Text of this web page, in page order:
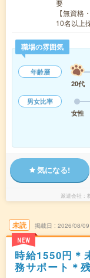
要
【無資格
10名以上
職場の雰囲気
年齢層
20代
男女比率
女性
気になる!
派遣会社
未読
NEW
掲載日 2026/08/09
時給1550円＊
務サポート＊